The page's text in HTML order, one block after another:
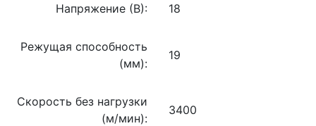
Напряжение (В): 18
Режущая способность
(мм):
19
Скорость без нагрузки
(м/мин):
3400